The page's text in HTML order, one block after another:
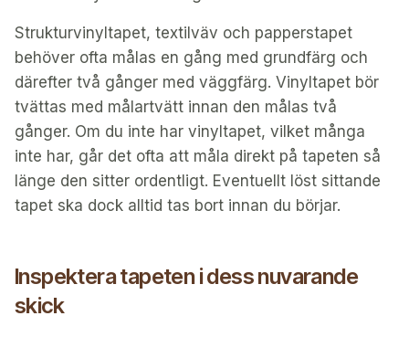
Strukturvinyltapet, textilväv och papperstapet
behöver ofta målas en gång med grundfärg och
därefter två gånger med väggfärg. Vinyltapet bör
tvättas med målartvätt innan den målas två
gånger. Om du inte har vinyltapet, vilket många
inte har, går det ofta att måla direkt på tapeten så
länge den sitter ordentligt. Eventuellt löst sittande
tapet ska dock alltid tas bort innan du börjar.
Inspektera tapeten i dess nuvarande
skick